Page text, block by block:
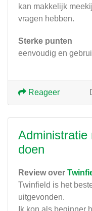
kan makkelijk
vragen hebben.
Sterke punten
eenvoudig en
Reageer
Administratie
doen
Review over
Twinfield is het
uitgevonden.
Ik kon als beginner